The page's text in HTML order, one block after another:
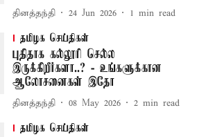
தினத்தந்தி 24 Jun 2026 1 min read
தமிழக செய்திகள்
புதிதாக கல்லூரி செல்ல
இருக்கிறீர்களா..? - உங்களுக்கான
ஆலோசனைகள் இதோ
தினத்தந்தி 08 May 2026 2 min read
தமிழக செய்திகள்